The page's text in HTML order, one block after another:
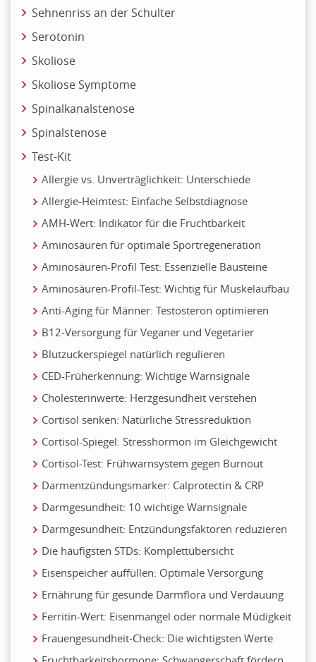
Sehnenriss an der Schulter
Serotonin
Skoliose
Skoliose Symptome
Spinalkanalstenose
Spinalstenose
Test-Kit
Allergie vs. Unverträglichkeit: Unterschiede
Allergie-Heimtest: Einfache Selbstdiagnose
AMH-Wert: Indikator für die Fruchtbarkeit
Aminosäuren für optimale Sportregeneration
Aminosäuren-Profil Test: Essenzielle Bausteine
Aminosäuren-Profil-Test: Wichtig für Muskelaufbau
Anti-Aging für Männer: Testosteron optimieren
B12-Versorgung für Veganer und Vegetarier
Blutzuckerspiegel natürlich regulieren
CED-Früherkennung: Wichtige Warnsignale
Cholesterinwerte: Herzgesundheit verstehen
Cortisol senken: Natürliche Stressreduktion
Cortisol-Spiegel: Stresshormon im Gleichgewicht
Cortisol-Test: Frühwarnsystem gegen Burnout
Darmentzündungsmarker: Calprotectin & CRP
Darmgesundheit: 10 wichtige Warnsignale
Darmgesundheit: Entzündungsfaktoren reduzieren
Die häufigsten STDs: Komplettübersicht
Eisenspeicher auffüllen: Optimale Versorgung
Ernährung für gesunde Darmflora und Verdauung
Ferritin-Wert: Eisenmangel oder normale Müdigkeit
Frauengesundheit-Check: Die wichtigsten Werte